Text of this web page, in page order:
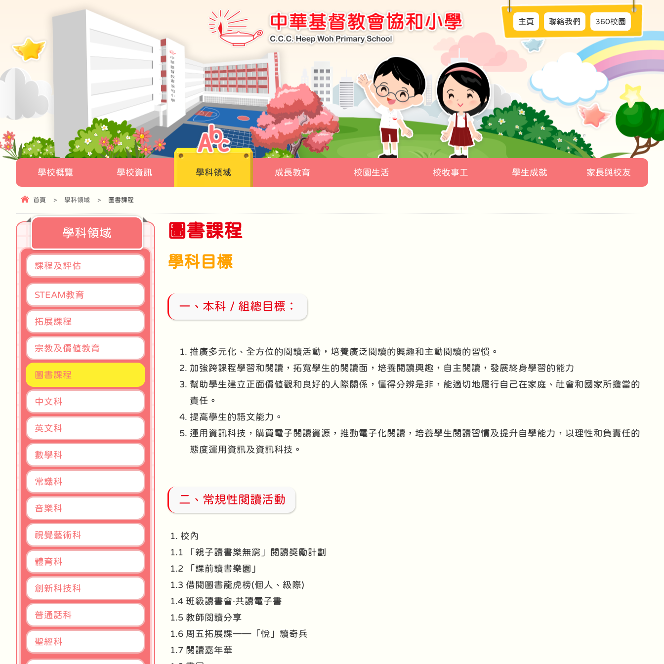
主頁 聯絡我們 360校園
學校概覽 學校資訊 學科領域 成長教育 校園生活 校牧事工 學生成就 家長與校友
首頁 > 學科領域 > 圖書課程
圖書課程
學科目標
一、本科 / 組總目標：
推廣多元化、全方位的閱讀活動，培養廣泛閱讀的興趣和主動閱讀的習慣。
加強跨課程學習和閱讀，拓寬學生的閱讀面，培養閱讀興趣，自主閱讀，發展終身學習的能力
幫助學生建立正面價值觀和良好的人際關係，懂得分辨是非，能適切地履行自己在家庭、社會和國家所擔當的
責任。
提高學生的語文能力。
運用資訊科技，購買電子閱讀資源，推動電子化閱讀，培養學生閱讀習慣及提升自學能力，以理性和負責任的
態度運用資訊及資訊科技。
二、常規性閱讀活動
1. 校內
1.1 「親子讀書樂無窮」閱讀獎勵計劃
1.2 「課前讀書樂園」
1.3 借閱圖書龍虎榜(個人、級際)
1.4 班級讀書會‧共讀電子書
1.5 教師閱讀分享
1.6 周五拓展課——「悅」讀奇兵
1.7 閱讀嘉年華
學科領域
課程及評估
STEAM教育
拓展課程
宗教及價值教育
圖書課程
中文科
英文科
數學科
常識科
音樂科
視覺藝術科
體育科
創新科技科
普通話科
聖經科